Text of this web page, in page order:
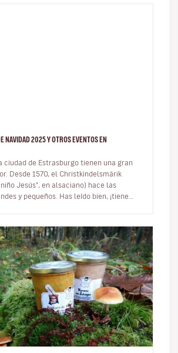
NAVIDAD 2025 Y OTROS EVENTOS EN
ciudad de Estrasburgo tienen una gran
Desde 1570, el Christkindelsmärik
Jesús", en alsaciano) hace las
y pequeños. Has leído bien, ¡tiene